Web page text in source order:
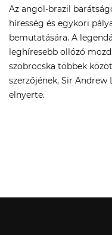
Az angol-brazil
híresség és egykori
bemutatására. A
leghíresebb ollózó
szobrocska többek
szerzőjének, Sir Andrew
elnyerte.